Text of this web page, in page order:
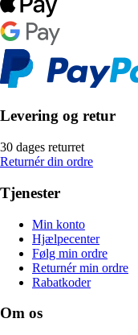
Levering og retur
30 dages returret
Returnér din ordre
Tjenester
Min konto
Hjælpecenter
Følg min ordre
Returnér min ordre
Rabatkoder
Om os